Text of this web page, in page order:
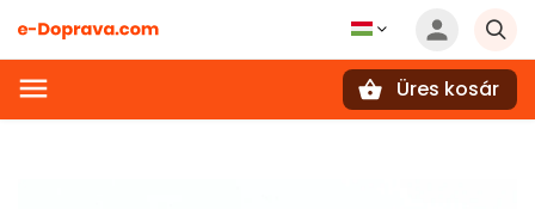
Üres kosár